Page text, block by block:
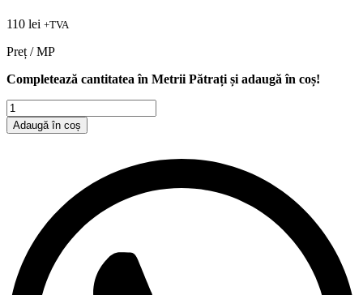
110 lei +TVA
Preț / MP
Completează cantitatea în Metrii Pătrați și adaugă în coș!
Cantitate
Placi
Bianco
OFERTA
Adaugă în coș